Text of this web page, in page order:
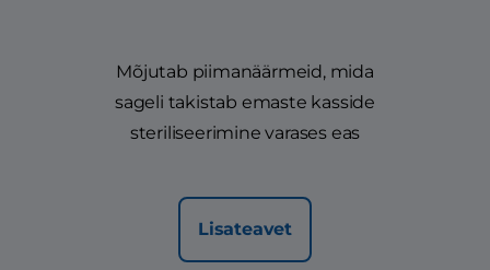
Mõjutab piimanäärmeid, mida
sageli takistab emaste kasside
steriliseerimine varases eas
Lisateavet